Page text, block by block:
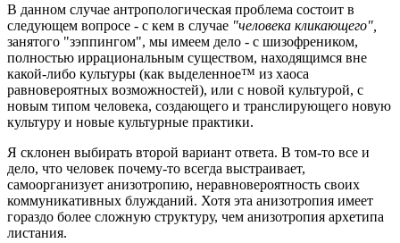
В данном случае антропологическая проблема состоит в
следующем вопросе - с кем в случае "человека кликающего",
занятого "зэппингом", мы имеем дело - с шизофреником,
полностью иррациональным существом, находящимся вне
какой-либо культуры (как выделенное™ из хаоса
равновероятных возможностей), или с новой культурой, с
новым типом человека, создающего и транслирующего новую
культуру и новые культурные практики.
Я склонен выбирать второй вариант ответа. В том-то все и
дело, что человек почему-то всегда выстраивает,
самоорганизует анизотропию, неравновероятность своих
коммуникативных блужданий. Хотя эта анизотропия имеет
гораздо более сложную структуру, чем анизотропия архетипа
листания.